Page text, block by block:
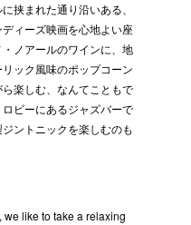
挟まれた通り沿いある、
ィーズ映画を心地よい座
ノアールのワインに、地
ック風味のポップコーン
楽しむ、なんてこともで
ビーにあるジャズバーで
ントニックを楽しむのも
like to take a relaxing